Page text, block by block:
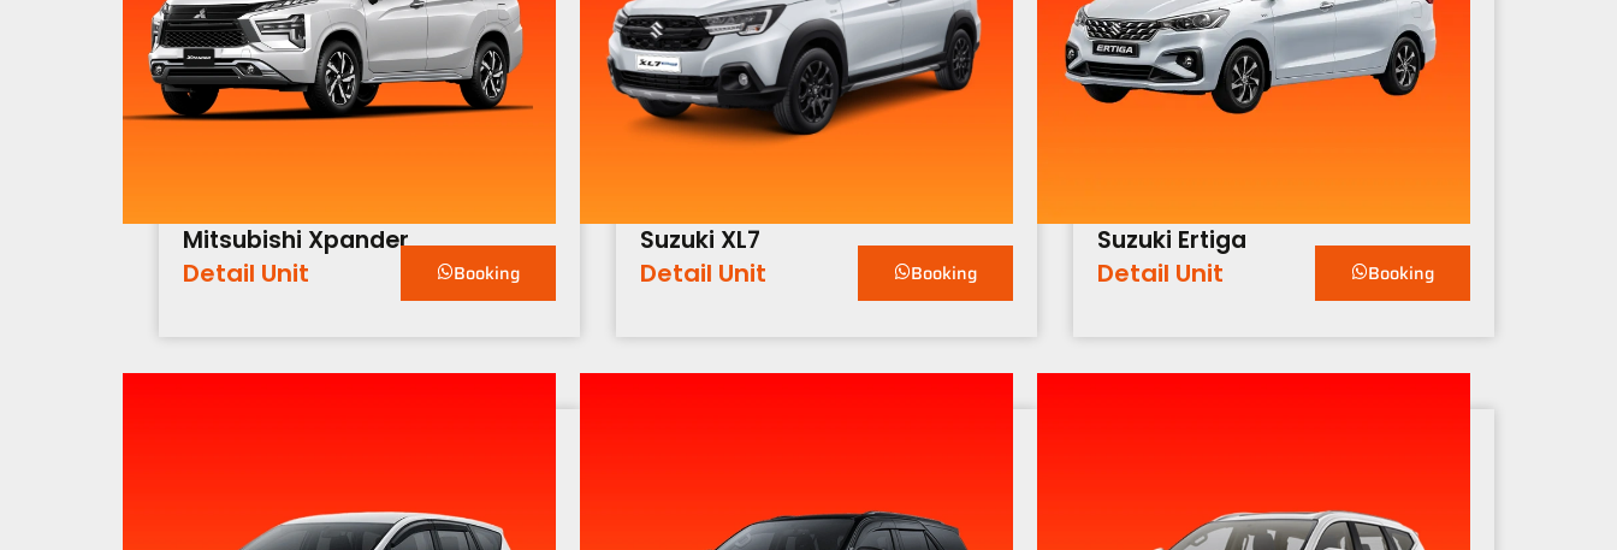
Mitsubishi Xpander
Detail Unit Booking
Suzuki XL7
Detail Unit Booking
Suzuki Ertiga
Detail Unit Booking